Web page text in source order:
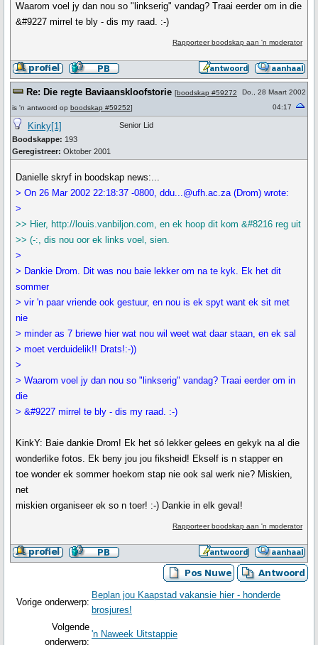
Waarom voel jy dan nou so "linkserig" vandag? Traai eerder om in die
&#9227 mirrel te bly - dis my raad. :-)
Rapporteer boodskap aan 'n moderator
Re: Die regte Baviaanskloofstorie [boodskap #59272
is 'n antwoord op boodskap #59252]
Do., 28 Maart 2002
04:17
Kinky[1]
Boodskappe: 193
Geregistreer: Oktober 2001
Senior Lid
Danielle skryf in boodskap news:...
> On 26 Mar 2002 22:18:37 -0800, ddu...@ufh.ac.za (Drom) wrote:
>
>> Hier, http://louis.vanbiljon.com, en ek hoop dit kom &#8216 reg uit
>> (-:, dis nou oor ek links voel, sien.
>
> Dankie Drom. Dit was nou baie lekker om na te kyk. Ek het dit
sommer
> vir 'n paar vriende ook gestuur, en nou is ek spyt want ek sit met
nie
> minder as 7 briewe hier wat nou wil weet wat daar staan, en ek sal
> moet verduidelik!! Drats!:-))
>
> Waarom voel jy dan nou so "linkserig" vandag? Traai eerder om in
die
> &#9227 mirrel te bly - dis my raad. :-)
KinkY: Baie dankie Drom! Ek het só lekker gelees en gekyk na al die
wonderlike fotos. Ek beny jou jou fiksheid! Ekself is n stapper en
toe wonder ek sommer hoekom stap nie ook sal werk nie? Miskien,
net
miskien organiseer ek so n toer! :-) Dankie in elk geval!
Rapporteer boodskap aan 'n moderator
Vorige onderwerp:
Beplan jou Kaapstad vakansie hier - honderde
brosjures!
Volgende
onderwerp:
'n Naweek Uitstappie